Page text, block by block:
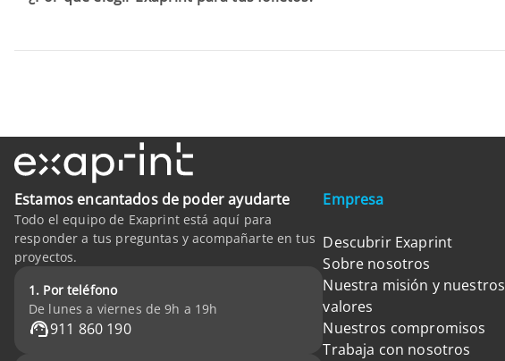
Estamos encantados de poder ayudarte
Todo el equipo de Exaprint está aquí para
responder a tus preguntas y acompañarte en tus
proyectos.
1. Por teléfono
De lunes a viernes de 9h a 19h
911 860 190
Empresa
Descubrir Exaprint
Sobre nosotros
Nuestra misión y nuestros
valores
Nuestros compromisos
Trabaja con nosotros